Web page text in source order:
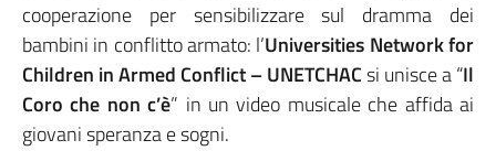
cooperazione per sensibilizzare sul dramma dei
bambini in conflitto armato: l’Universities Network for
Children in Armed Conflict – UNETCHACsi unisce a “Il
Coro che non c’è” in un video musicale che affida ai
giovani speranza e sogni.